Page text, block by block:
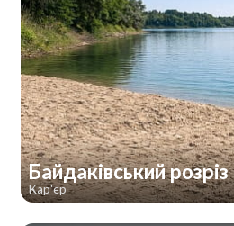
Байдаківський розріз
Кар'єр